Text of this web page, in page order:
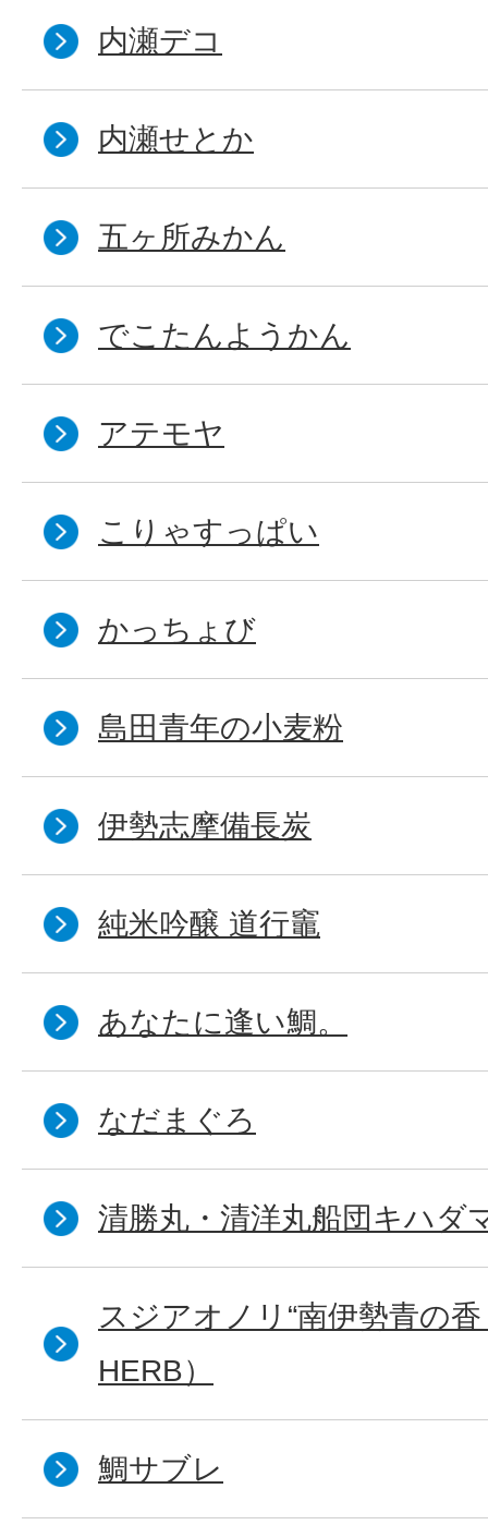
内瀬デコ
内瀬せとか
五ヶ所みかん
でこたんようかん
アテモヤ
こりゃすっぱい
かっちょび
島田青年の小麦粉
伊勢志摩備長炭
純米吟醸 道行竈
あなたに逢い鯛。
なだまぐろ
清勝丸・清洋丸船団キハダ
スジアオノリ“南伊勢青の
HERB）
鯛サブレ